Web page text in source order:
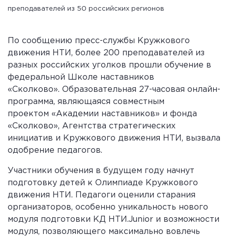
преподавателей из 50 российских регионов
По сообщению пресс-службы Кружкового
движения НТИ, более 200 преподавателей из
разных российских уголков прошли обучение в
федеральной Школе наставников
«Сколково». Образовательная 27-часовая онлайн-
программа, являющаяся совместным
проектом «Академии наставников» и фонда
«Сколково», Агентства стратегических
инициатив и Кружкового движения НТИ, вызвала
одобрение педагогов.
Участники обучения в будущем году начнут
подготовку детей к Олимпиаде Кружкового
движения НТИ. Педагоги оценили старания
организаторов, особенно уникальность нового
модуля подготовки КД НТИ.Junior и возможности
модуля, позволяющего максимально вовлечь